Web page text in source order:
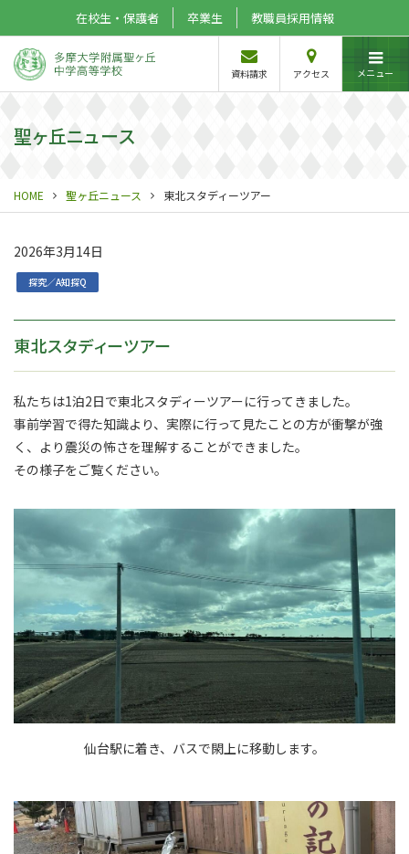
在校生・保護者 卒業生 教職員採用情報
資料請求 アクセス メニュー
聖ヶ丘ニュース
HOME 聖ヶ丘ニュース 東北スタディーツアー
2026年3月14日
探究／A知探Q
東北スタディーツアー
私たちは1泊2日で東北スタディーツアーに行ってきました。
事前学習で得た知識より、実際に行って見たことの方が衝撃が強
く、より震災の怖さを理解することができました。
その様子をご覧ください。
仙台駅に着き、バスで閖上に移動します。